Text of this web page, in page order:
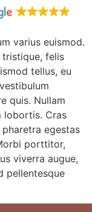
varius euismod.
tristique, felis
tellus, eu
quis. Nullam
lobortis. Cras
egestas
porttitor,
viverra augue,
pellentesque